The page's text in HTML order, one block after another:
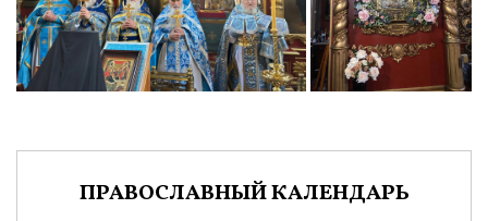
ПРАВОСЛАВНЫЙ КАЛЕНДАРЬ